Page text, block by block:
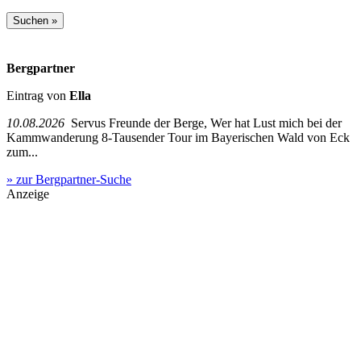
Bergpartner
Eintrag von Ella
10.08.2026 Servus Freunde der Berge, Wer hat Lust mich bei der
Kammwanderung 8-Tausender Tour im Bayerischen Wald von Eck
zum...
» zur Bergpartner-Suche
Anzeige